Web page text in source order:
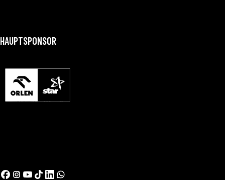
HAUPTSPONSOR